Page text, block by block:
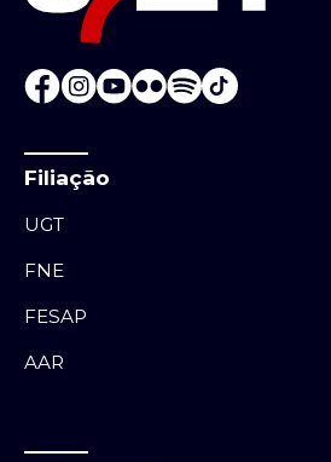
Filiação
UGT
FNE
FESAP
AAR